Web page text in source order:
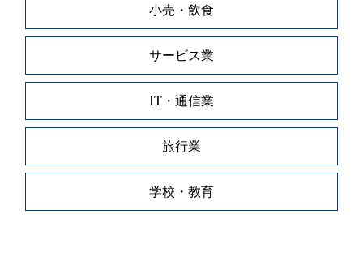
小売・飲食
サービス業
IT・通信業
旅行業
学校・教育